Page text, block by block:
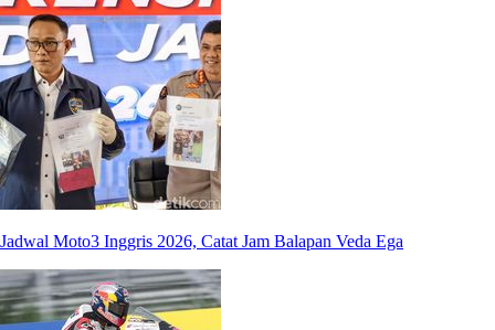
Jadwal Moto3 Inggris 2026, Catat Jam Balapan Veda Ega